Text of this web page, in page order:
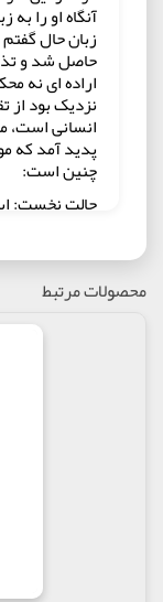
آنگاه او را
زبان حال
حاصل شد و
اراده ای نه
نزدیک بود از
انسانی است،
پدید آمد که
چنین است:
حالت نخست:
از اهوال و
های آن، چه
ترین درجات
خویش چیزی
شگفتا که
یافتم.
دادم؛
حتی یک بار
بود که خوف
حالت دوم:
در همان
داده؛ دیدم
محصولات مرتبط